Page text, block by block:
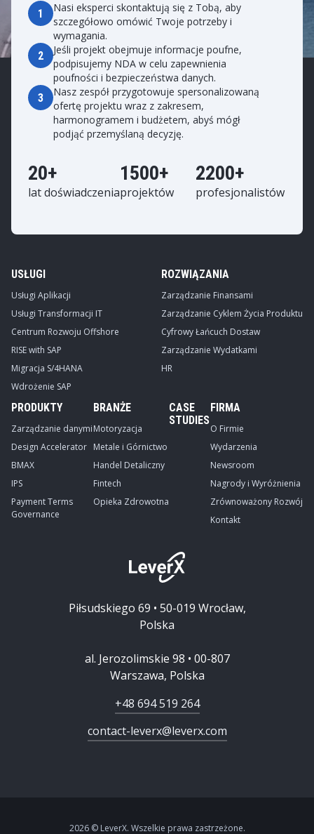
1
Nasi eksperci skontaktują się z Tobą, aby
szczegółowo omówić Twoje potrzeby i
wymagania.
2
Jeśli projekt obejmuje informacje poufne,
podpisujemy NDA w celu zapewnienia
poufności i bezpieczeństwa danych.
3
Nasz zespół przygotowuje spersonalizowaną
ofertę projektu wraz z zakresem,
harmonogramem i budżetem, abyś mógł
podjąć przemyślaną decyzję.
20+
lat doświadczenia
1500+
projektów
2200+
profesjonalistów
USŁUGI
Usługi Aplikacji
Usługi Transformacji IT
Centrum Rozwoju Offshore
RISE with SAP
Migracja S/4HANA
Wdrożenie SAP
ROZWIĄZANIA
Zarządzanie Finansami
Zarządzanie Cyklem Życia Produktu
Cyfrowy Łańcuch Dostaw
Zarządzanie Wydatkami
HR
PRODUKTY
Zarządzanie danymi
Design Accelerator
BMAX
IPS
Payment Terms
Governance
BRANŻE
Motoryzacja
Metale i Górnictwo
Handel Detaliczny
Fintech
Opieka Zdrowotna
CASE
STUDIES
FIRMA
O Firmie
Wydarzenia
Newsroom
Nagrody i Wyróżnienia
Zrównoważony Rozwój
Kontakt
Piłsudskiego 69 • 50-019 Wrocław,
Polska
al. Jerozolimskie 98 • 00-807
Warszawa, Polska
+48 694 519 264
contact-leverx@leverx.com
2026 © LeverX. Wszelkie prawa zastrzeżone.